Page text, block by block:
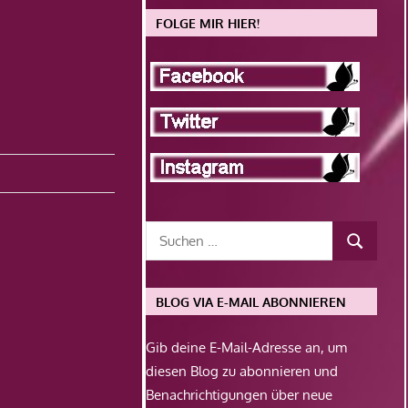
FOLGE MIR HIER!
BLOG VIA E-MAIL ABONNIEREN
Gib deine E-Mail-Adresse an, um
diesen Blog zu abonnieren und
Benachrichtigungen über neue